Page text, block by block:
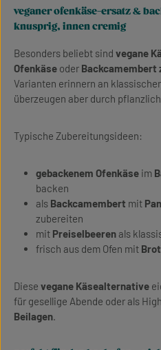
veganer ofenkäse-ersatz &
knusprig, innen cremig
Besonders beliebt sind vegane
Ofenkäse oder Backcamembert
Varianten erinnern an
überzeugen aber durch
Typische Zubereitungsideen:
gebackenem Ofenkäse im
backen
als Backcamembert mit
zubereiten
mit Preiselbeeren als
frisch aus dem Ofen mit
Diese vegane Käsealternative
für gesellige Abende oder als
Beilagen.